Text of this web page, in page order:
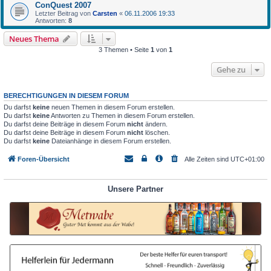
ConQuest 2007
Letzter Beitrag von Carsten « 06.11.2006 19:33
Antworten: 8
Neues Thema
3 Themen • Seite 1 von 1
Gehe zu
BERECHTIGUNGEN IN DIESEM FORUM
Du darfst keine neuen Themen in diesem Forum erstellen.
Du darfst keineAntworten zu Themen in diesem Forum erstellen.
Du darfst deine Beiträge in diesem Forum nicht ändern.
Du darfst deine Beiträge in diesem Forum nicht löschen.
Du darfst keine Dateianhänge in diesem Forum erstellen.
Foren-Übersicht Alle Zeiten sind UTC+01:00
Unsere Partner